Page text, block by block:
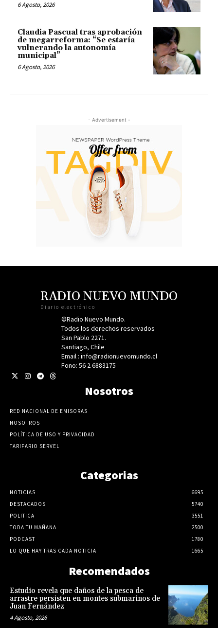
6 Agosto, 2026
Claudia Pascual tras aprobación
de megarreforma: “Se estaría
vulnerando la autonomía
municipal”
6 Agosto, 2026
- Advertisement -
RADIO NUEVO MUNDO
Diario electrónico
©Radio Nuevo Mundo.
Todos los derechos reservados
San Pablo 2271.
Santiago, Chile
Email : info@radionuevomundo.cl
Fono: 56 2 6883175
Nosotros
RED NACIONAL DE EMISORAS
NOSOTROS
POLÍTICA DE USO Y PRIVACIDAD
TARIFARIO SERVEL
Categorias
NOTICIAS
6695
DESTACADOS
5740
POLITICA
3551
TODA TU MAÑANA
2500
PODCAST
1780
LO QUE HAY TRAS CADA NOTICIA
1665
Recomendados
Estudio revela que daños de la pesca de
arrastre persisten en montes submarinos de
Juan Fernández
4 Agosto, 2026